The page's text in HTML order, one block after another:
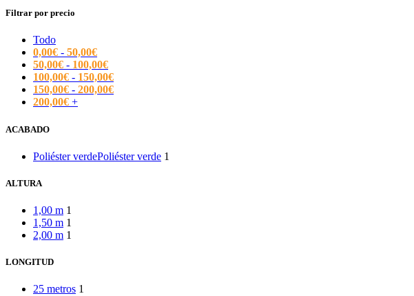
Filtrar por precio
Todo
0,00€ - 50,00€
50,00€ - 100,00€
100,00€ - 150,00€
150,00€ - 200,00€
200,00€ +
ACABADO
Poliéster verdePoliéster verde 1
ALTURA
1,00 m 1
1,50 m 1
2,00 m 1
LONGITUD
25 metros 1